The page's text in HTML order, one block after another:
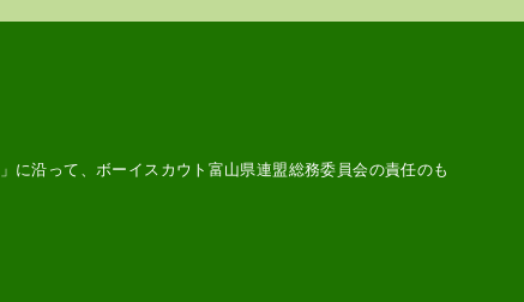
」に沿って、ボーイスカウト富山県連盟総務委員会の責任のも